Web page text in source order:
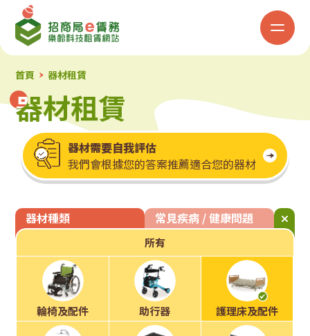
招
商
局
「e
賃
務」
樂
齡
技
首頁 器材租賃
器材租賃
器材租賃
器材需要自我評估
我們會根據您的答案推薦適合您的器材
器材種類 常見疾病 / 健康問題
所有
輪椅及配件 助行器 護理床及配件